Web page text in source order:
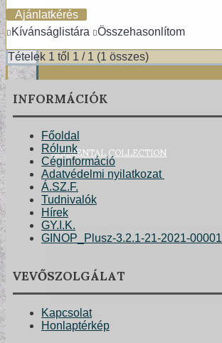
ELEMENTAL COLLECTION
Ajánlatkérés
Kívánságlistára
Összehasonlítom
Tételek 1 től 1 / 1 (1 összes)
INFORMÁCIÓK
Főoldal
Rólunk
Céginformáció
Adatvédelmi nyilatkozat
Á.SZ.F.
Tudnivalók
Hírek
GY.I.K.
GINOP_Plusz-3.2.1-21-2021-00001
VEVŐSZOLGÁLAT
Kapcsolat
Honlaptérkép